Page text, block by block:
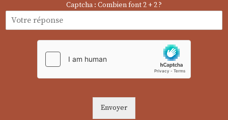
Captcha : Combien font 2 + 2 ?
Envoyer